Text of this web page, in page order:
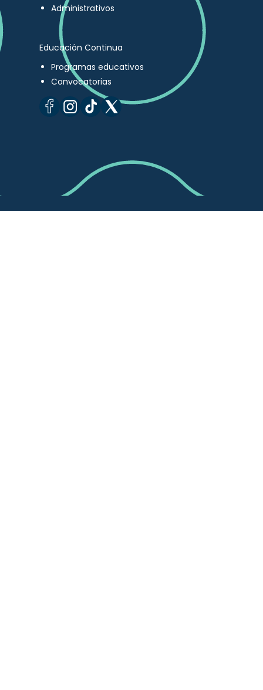
Administrativos
Educación Continua
Programas educativos
Convocatorias